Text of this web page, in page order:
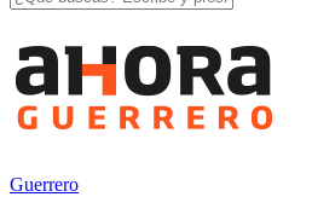
Guerrero